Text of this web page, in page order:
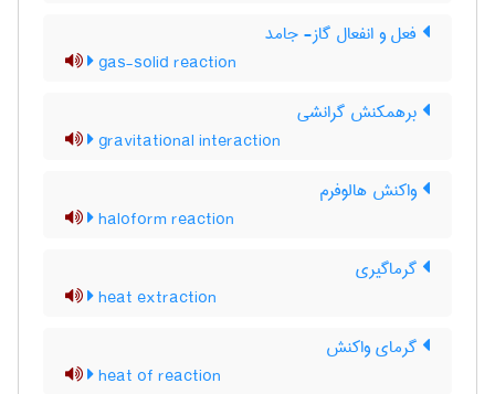
فعل و انفعال گاز- جامد
gas-solid reaction
برهمکنش گرانشی
gravitational interaction
واکنش هالوفرم
haloform reaction
گرماگیری
heat extraction
گرمای واکنش
heat of reaction